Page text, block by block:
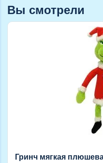
Вы смотрели
Гринч мягкая